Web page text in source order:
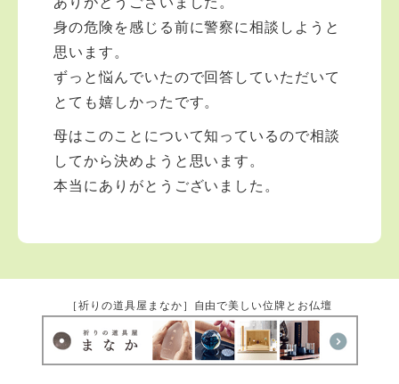
身の危険を感じる前に警察に相談しようと
思います。
ずっと悩んでいたので回答していただいて
とても嬉しかったです。
母はこのことについて知っているので相談
してから決めようと思います。
本当にありがとうございました。
［祈りの道具屋まなか］自由で美しい位牌とお仏壇